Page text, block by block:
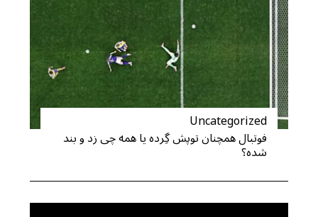
Uncategorized
فوتبال همچنان توپش گِرده یا همه چی زد و بند
شده؟